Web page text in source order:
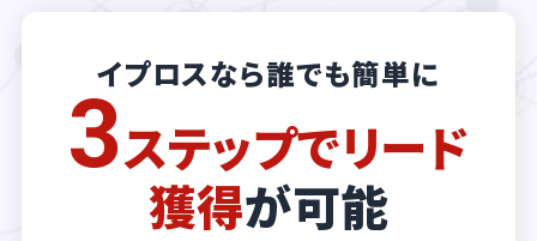
イプロスなら誰でも簡単に
3ステップでリード
獲得が可能